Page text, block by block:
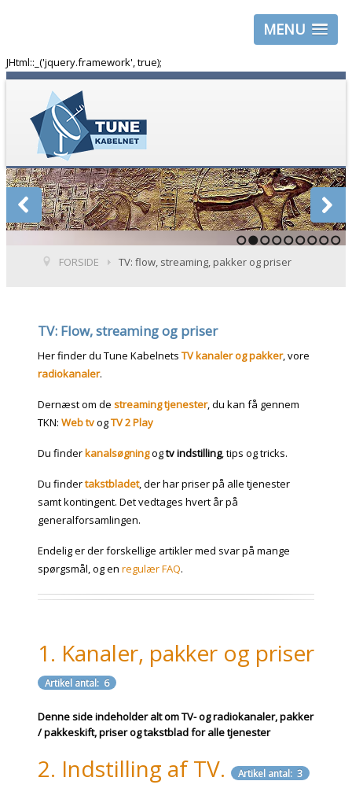
MENU
JHtml::_('jquery.framework', true);
FORSIDE TV: flow, streaming, pakker og priser
TV: Flow, streaming og priser
Her finder du Tune Kabelnets TV kanaler og pakker, vore
radiokanaler.
Dernæst om de streaming tjenester, du kan få gennem
TKN: Web tvogTV 2 Play
Du finder kanalsøgningogtv indstilling, tips og tricks.
Du findertakstbladet, der har priser på alle tjenester
samt kontingent. Det vedtages hvert år på
generalforsamlingen.
Endelig er der forskellige artikler med svar på mange
spørgsmål, og en regulær FAQ.
1. Kanaler, pakker og priser
Artikel antal: 6
Denne side indeholder alt om TV- og radiokanaler, pakker
/ pakkeskift, priser og takstblad for alle tjenester
2. Indstilling af TV. Artikel antal: 3